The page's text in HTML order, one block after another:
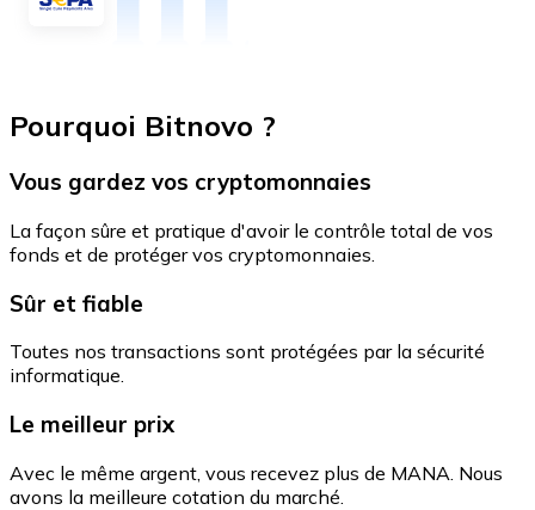
Pourquoi Bitnovo ?
Vous gardez vos cryptomonnaies
La façon sûre et pratique d'avoir le contrôle total de vos
fonds et de protéger vos cryptomonnaies.
Sûr et fiable
Toutes nos transactions sont protégées par la sécurité
informatique.
Le meilleur prix
Avec le même argent, vous recevez plus de MANA. Nous
avons la meilleure cotation du marché.